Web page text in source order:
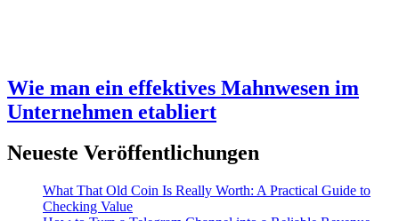
Wie man ein effektives Mahnwesen im
Unternehmen etabliert
Neueste Veröffentlichungen
What That Old Coin Is Really Worth: A Practical Guide to
Checking Value